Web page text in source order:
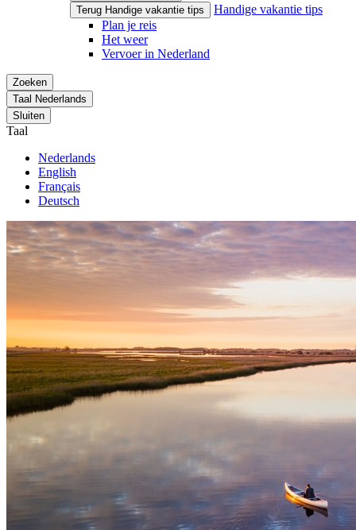
Terug Handige vakantie tips
Handige vakantie tips
Plan je reis
Het weer
Vervoer in Nederland
Zoeken
Taal Nederlands
Sluiten
Taal
Nederlands
English
Français
Deutsch